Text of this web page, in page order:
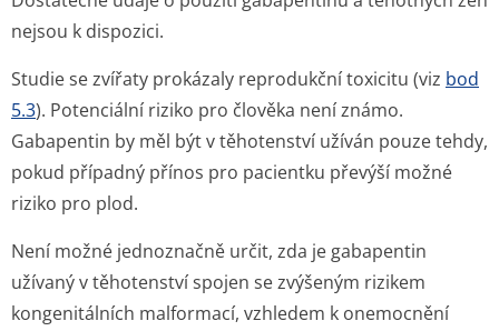
nejsou k dispozici.
Studie se zvířaty prokázaly reprodukční toxicitu (viz bod
5.3). Potenciální riziko pro člověka není známo.
Gabapentin by měl být v těhotenství užíván pouze tehdy,
pokud případný přínos pro pacientku převýší možné
riziko pro plod.
Není možné jednoznačně určit, zda je gabapentin
užívaný v těhotenství spojen se zvýšeným rizikem
kongenitálních malformací, vzhledem k onemocnění